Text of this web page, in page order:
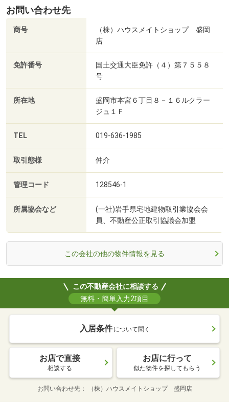
お問い合わせ先
商号
（株）ハウスメイトショップ 盛岡
店
免許番号
国土交通大臣免許（４）第７５５８
号
所在地
盛岡市本宮６丁目８－１６ルクラー
ジュ１Ｆ
TEL 019-636-1985
取引態様 仲介
管理コード 128546-1
所属協会など
(一社)岩手県宅地建物取引業協会会
員、不動産公正取引協議会加盟
この会社の他の物件情報を見る
この不動産会社に相談する
無料・簡単入力2項目
入居条件 について聞く
お店で直接
相談する
お店に行って
似た物件を探してもらう
お問い合わせ先 （株）ハウスメイトショップ 盛岡店